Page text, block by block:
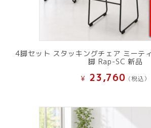
4脚セット スタッキングチェア ミーテ
脚 Rap-SC 新品
¥ 23,760 (税込）